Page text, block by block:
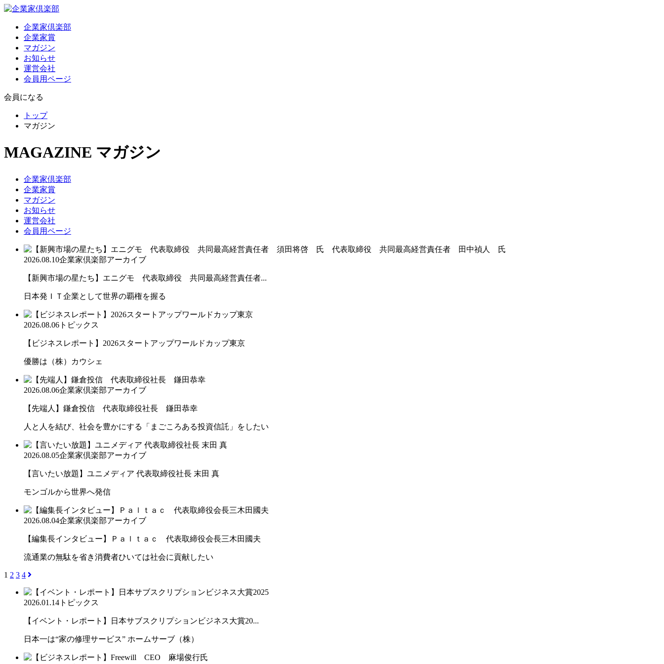
企業家倶楽部
企業家賞
マガジン
お知らせ
運営会社
会員用ページ
会員になる
トップ
マガジン
MAGAZINE マガジン
企業家倶楽部
企業家賞
マガジン
お知らせ
運営会社
会員用ページ
2026.08.10企業家倶楽部アーカイブ
【新興市場の星たち】エニグモ 代表取締役 共同最高経営責任者...
日本発ＩＴ企業として世界の覇権を握る
2026.08.06 トピックス
【ビジネスレポート】2026スタートアップワールドカップ東京
優勝は（株）カウシェ
2026.08.06企業家倶楽部アーカイブ
【先端人】鎌倉投信 代表取締役社長 鎌田恭幸
人と人を結び、社会を豊かにする「まごころある投資信託」をしたい
2026.08.05企業家倶楽部アーカイブ
【言いたい放題】ユニメディア 代表取締役社長 末田 真
モンゴルから世界へ発信
2026.08.04企業家倶楽部アーカイブ
【編集長インタビュー】Ｐａｌｔａｃ 代表取締役会長三木田國夫
流通業の無駄を省き消費者ひいては社会に貢献したい
1 2 3 4
2026.01.14 トピックス
【イベント・レポート】日本サブスクリプションビジネス大賞20...
日本一は“家の修理サービス” ホームサーブ（株）